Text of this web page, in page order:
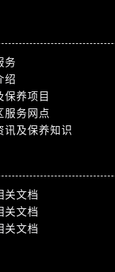
务
绍
保养项目
服务网点
讯及保养知识
关文档
关文档
关文档